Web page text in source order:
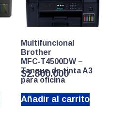
Multifuncional
Brother
MFC‑T4500DW –
Tanque de tinta A3
para oficina
$2.800.000
Añadir al carrito